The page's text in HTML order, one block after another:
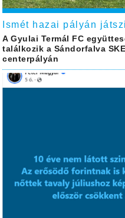
Ismét hazai pályán
A Gyulai Termál FC
találkozik a Sándorfalva
centerpályán